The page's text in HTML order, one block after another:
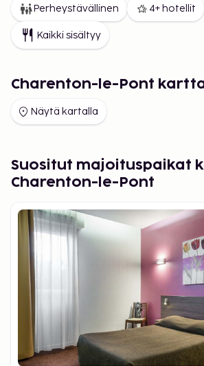
Perheystävällinen 4+ hotellit
Kaikki sisältyy
Charenton-le-Pont
Näytä kartalla
Suositut majoituspaikat
Charenton-le-Pont